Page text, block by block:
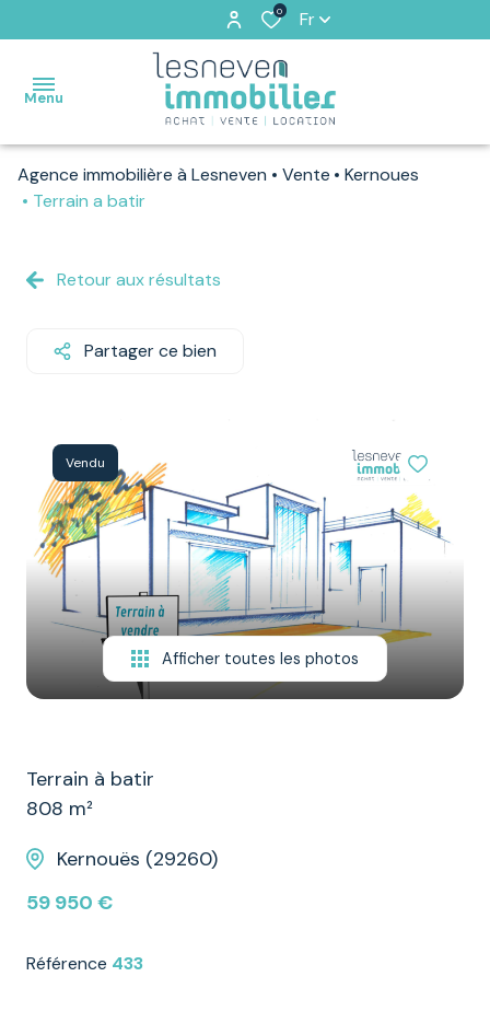
0 Fr
Menu
ACCUEIL
VENDUS
NOS
ESTIMATION
NOTRE
ÉQUIPE
CONTACT
Agence immobilière à Lesneven Vente
Kernoues
Terrain a batir
Retour aux résultats
Partager ce bien
Vendu
Afficher toutes les photos
Terrain à batir
808 m²
Kernouës (29260)
59 950 €
Référence 433